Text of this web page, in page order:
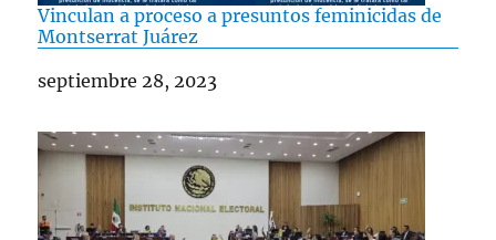
Vinculan a proceso a presuntos feminicidas de
Montserrat Juárez
Fecha
septiembre 28, 2023